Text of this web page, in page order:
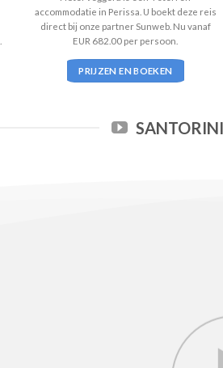
accommodatie in Perissa. U boekt deze reis
direct bij onze partner Sunweb. Nu vanaf
EUR 682.00 per persoon.
PRIJZEN EN BOEKEN